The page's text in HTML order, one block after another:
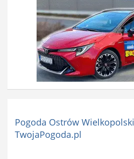
Pogoda Ostrów Wielkopolski
TwojaPogoda.pl